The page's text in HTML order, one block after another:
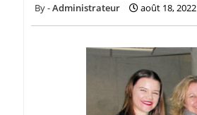
Administrateur août 18, 2022